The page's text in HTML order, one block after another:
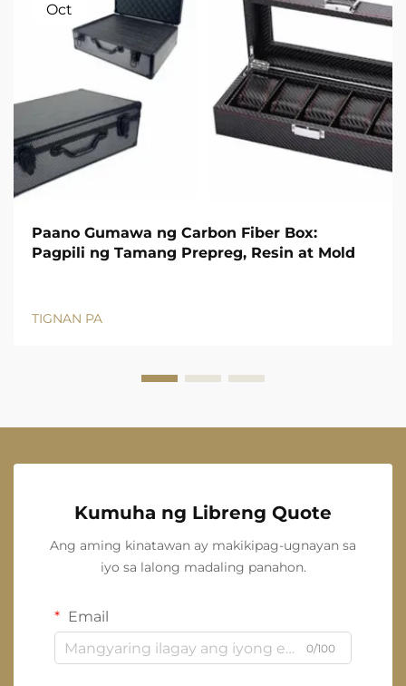
Oct
Paano Gumawa ng Carbon Fiber Box:
Pagpili ng Tamang Prepreg, Resin at Mold
TIGNAN PA
Kumuha ng Libreng Quote
Ang aming kinatawan ay makikipag-ugnayan sa
iyo sa lalong madaling panahon.
Email
0/100